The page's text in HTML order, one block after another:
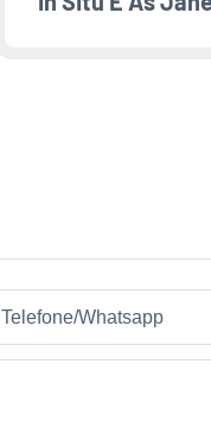
Telefone/whatsapp